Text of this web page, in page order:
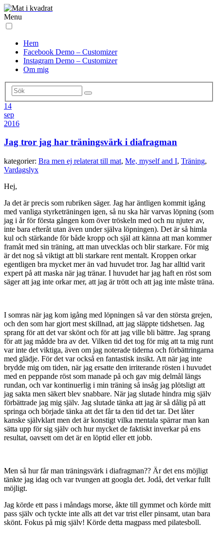
Menu
Hem
Facebook Demo – Customizer
Instagram Demo – Customizer
Om mig
14
sep
2016
Jag tror jag har träningsvärk i diafragman
kategorier: Bra men ej relaterat till mat, Me, myself and I, Träning,
Vardagslyx
Hej,
Ja det är precis som rubriken säger. Jag har äntligen kommit igång
med vanliga styrketräningen igen, så nu ska här varvas löpning (som
jag i år för första gången kom över tröskeln med och nu njuter av,
inte bara efteråt utan även under själva löpningen). Det är så himla
kul och stärkande för både kropp och själ att känna att man kommer
framåt med sin träning, att man utvecklas och blir starkare. För mig
är det nog så viktigt att bli starkare rent mentalt. Kroppen orkar
egentligen bra mycket mer än vad huvudet tror. Jag har alltid varit
expert på att maska när jag tränar. I huvudet har jag haft en röst som
säger att jag inte orkar mer, att jag är trött och att jag inte måste träna.
I somras när jag kom igång med löpningen så var den största grejen,
och den som har gjort mest skillnad, att jag släppte tidshetsen. Jag
sprang för att det var skönt och för att jag ville bli bättre. Jag sprang
för att jag mådde bra av det. Vilken tid det tog för mig att ta mig runt
var inte det viktiga, även om jag noterade tiderna och förbättringarna
med glädje. För det var också en fantastisk insikt. Att när jag inte
brydde mig om tiden, när jag ersatte den irriterande rösten i huvudet
med en peppande röst som manade på och gav mig delmål längs
rundan, och var kontinuerlig i min träning så insåg jag plötsligt att
jag sakta men säkert blev snabbare. När jag slutade hindra mig själv
förbättrade jag mig själv. Jag slutade tänka att jag är så dålig på att
springa och började tänka att det får ta den tid det tar. Det låter
kanske självklart men det är konstigt vilka mentala spärrar man kan
sätta upp för sig själv och hur mycket de faktiskt inverkar på ens
resultat, oavsett om det är en löptid eller ett jobb.
Men så hur får man träningsvärk i diafragman?? Är det ens möjligt
tänkte jag idag och var tvungen att googla det. Jodå, det verkar fullt
möjligt.
Jag körde ett pass i måndags morse, åkte till gymmet och körde mitt
pass själv och tyckte inte alls att det var trist eller pinsamt, utan bara
skönt. Fokus på mig själv! Körde detta magpass med pilatesboll.